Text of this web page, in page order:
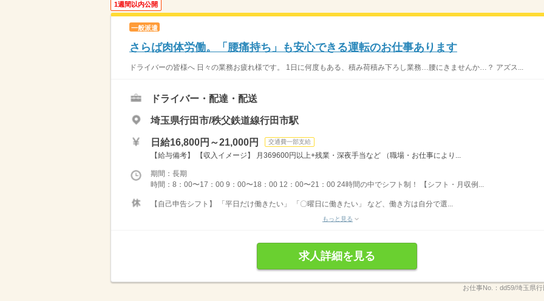
1週間以内公開
一般派遣
さらば肉体労働。「腰痛持ち」も安心できる運転のお仕事あります
ドライバーの皆様へ 日々の業務お疲れ様です。 1日に何度もある、積み荷積み下ろし業務…腰にきませんか…？ アズス...
ドライバー・配達・配送
埼玉県行田市/秩父鉄道線行田市駅
日給16,800円～21,000円 交通費一部支給
【給与備考】 【収入イメージ】 月369600円以上+残業・深夜手当など （職場・お仕事により...
期間：長期
時間：8：00〜17：00 9：00〜18：00 12：00〜21：00 24時間の中でシフト制！ 【シフト・月収例...
【自己申告シフト】 「平日だけ働きたい」 「〇曜日に働きたい」 など、働き方は自分で選...
もっと見る
求人詳細を見る
お仕事No.： dd59/埼玉県